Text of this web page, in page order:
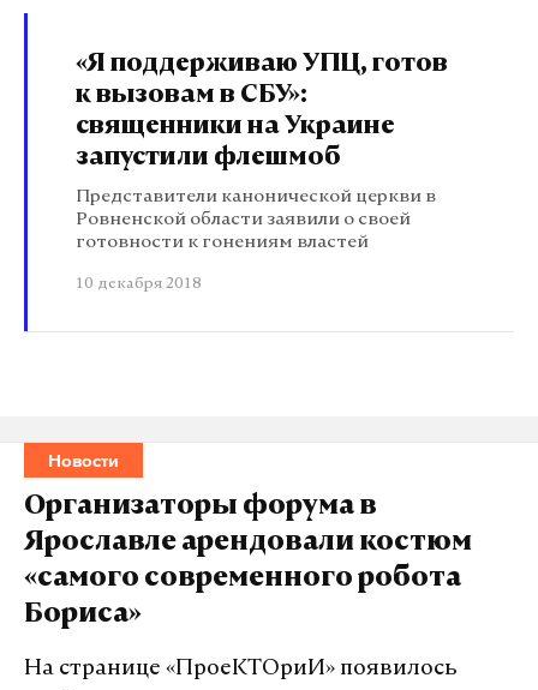
«Я поддерживаю УПЦ, готов
к вызовам в СБУ»:
священники на Украине
запустили флешмоб
Представители канонической церкви в
Ровненской области заявили о своей
готовности к гонениям властей
10 декабря 2018
Новости
Организаторы форума в
Ярославле арендовали костюм
«самого современного робота
Бориса»
На странице «ПроеКТОриИ» появилось